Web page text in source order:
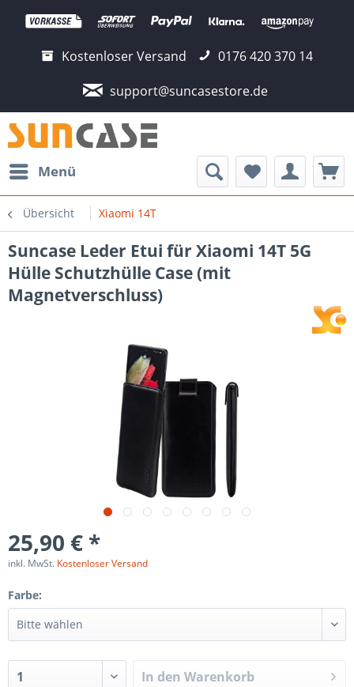
Kostenloser Versand
0176 420 370 14
support@suncasestore.de
Menü
Übersicht Xiaomi 14T
Suncase Leder Etui für Xiaomi 14T 5G
Hülle Schutzhülle Case (mit
Magnetverschluss)
25,90 € *
inkl. MwSt. Kostenloser Versand
Farbe:
In den Warenkorb